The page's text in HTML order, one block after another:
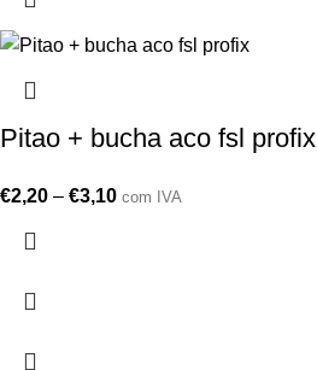
Pitao + bucha aco fsl profix
€2,20 – €3,10 com IVA